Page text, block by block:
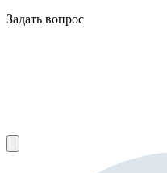
Задать вопрос